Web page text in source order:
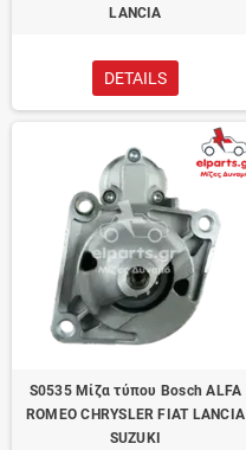
LANCIA
DETAILS
S0535 Μίζα τύπου Bosch ALFA
ROMEO CHRYSLER FIAT LANCIA
SUZUKI